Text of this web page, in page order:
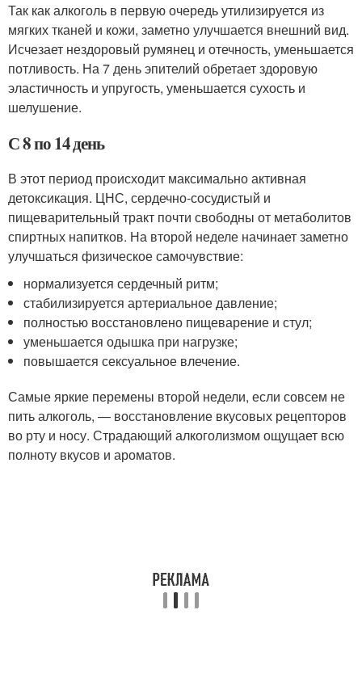
Так как алкоголь в первую очередь утилизируется из
мягких тканей и кожи, заметно улучшается внешний вид.
Исчезает нездоровый румянец и отечность, уменьшается
потливость. На 7 день эпителий обретает здоровую
эластичность и упругость, уменьшается сухость и
шелушение.
С 8 по 14 день
В этот период происходит максимально активная
детоксикация. ЦНС, сердечно-сосудистый и
пищеварительный тракт почти свободны от метаболитов
спиртных напитков. На второй неделе начинает заметно
улучшаться физическое самочувствие:
нормализуется сердечный ритм;
стабилизируется артериальное давление;
полностью восстановлено пищеварение и стул;
уменьшается одышка при нагрузке;
повышается сексуальное влечение.
Самые яркие перемены второй недели, если совсем не
пить алкоголь, — восстановление вкусовых рецепторов
во рту и носу. Страдающий алкоголизмом ощущает всю
полноту вкусов и ароматов.